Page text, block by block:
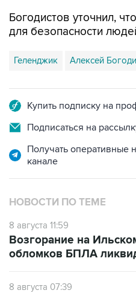
Богодистов уточнил,
для безопасности
Геленджик Алексей
Купить подписку на
Подписаться на
Получать оперативные
канале
НОВОСТИ ПО ТЕМЕ
8 августа 11:59
Возгорание на
обломков БПЛА
8 августа 07:39